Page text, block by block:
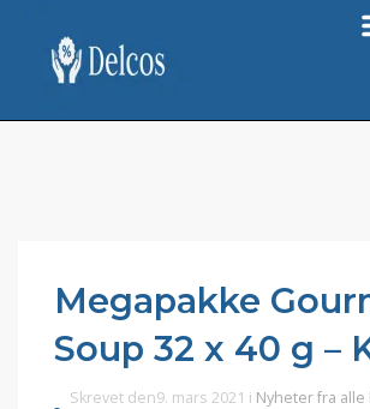
Megapakke
Soup 32 x 40 g –
Skrevet den9. mars 2021 i Nyheter fra